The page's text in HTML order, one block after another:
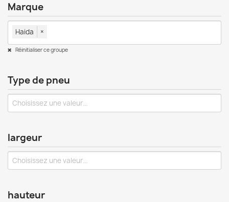
Marque
Haida ×
Réinitialiser ce groupe
Type de pneu
largeur
hauteur